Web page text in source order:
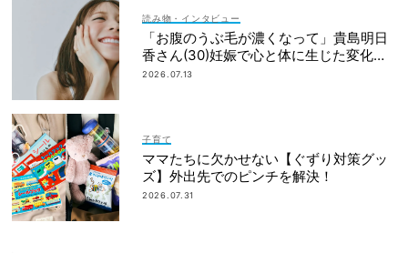
読み物・インタビュー
「お腹のうぶ毛が濃くなって」貴島明日
香さん(30)妊娠で心と体に生じた変化も
「愛しいです」
2026.07.13
子育て
ママたちに欠かせない【ぐずり対策グッ
ズ】外出先でのピンチを解決！
2026.07.31